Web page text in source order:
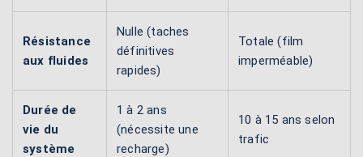
Résistance
aux fluides
Nulle (taches
définitives
rapides)
Totale (film
imperméable)
Durée de
vie du
système
1 à 2 ans
(nécessite une
recharge)
10 à 15 ans selon
trafic